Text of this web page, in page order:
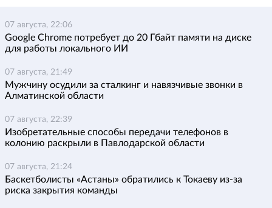
07 августа, 22:06
Google Chrome потребует до 20 Гбайт памяти на диске
для работы локального ИИ
07 августа, 21:49
Мужчину осудили за сталкинг и навязчивые звонки в
Алматинской области
07 августа, 22:39
Изобретательные способы передачи телефонов в
колонию раскрыли в Павлодарской области
07 августа, 21:24
Баскетболисты «Астаны» обратились к Токаеву из-за
риска закрытия команды